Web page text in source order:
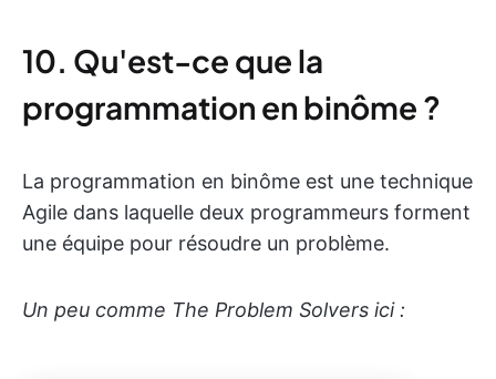
10. Qu'est-ce que la
programmation en binôme ?
La programmation en binôme est une technique
Agile dans laquelle deux programmeurs forment
une équipe pour résoudre un problème.
Un peu comme The Problem Solvers ici :